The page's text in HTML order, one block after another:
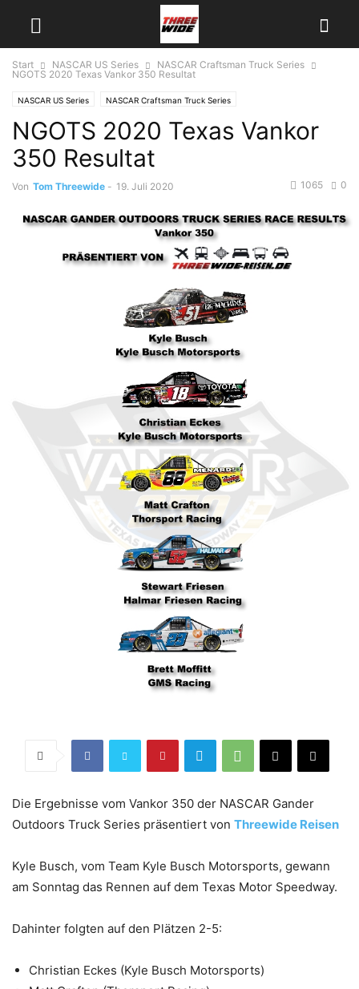
Start NASCAR US Series
NASCAR Craftsman Truck Series
NGOTS 2020 Texas Vankor 350 Resultat
NASCAR US Series NASCAR Craftsman Truck Series
NGOTS 2020 Texas Vankor
350 Resultat
Von Tom Threewide - 19. Juli 2020 0
1065
Die Ergebnisse vom Vankor 350 der NASCAR Gander
Outdoors Truck Series präsentiert von Threewide Reisen
Kyle Busch, vom Team Kyle Busch Motorsports, gewann
am Sonntag das Rennen auf dem Texas Motor Speedway.
Dahinter folgten auf den Plätzen 2-5:
Christian Eckes (Kyle Busch Motorsports)